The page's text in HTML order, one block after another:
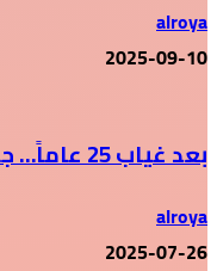
alroya
2025-09-10
بعد غياب 25 عاماً… جمعتنا الصدفة
alroya
2025-07-26